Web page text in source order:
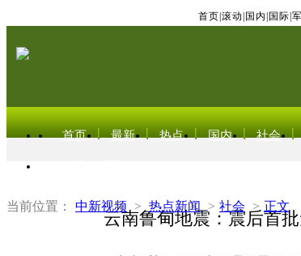
首页 滚动 国内 国际
首页 最新 热点 国内 社会
当前位置： 中新视频 > 热点新闻 > 社会 > 正文
云南鲁甸地震：震后首